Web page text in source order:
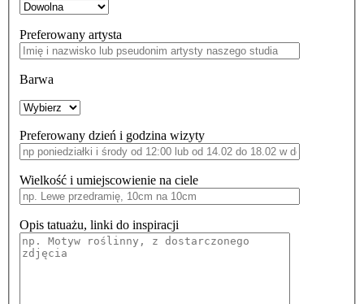
Preferowany artysta
Barwa
Preferowany dzień i godzina wizyty
Wielkość i umiejscowienie na ciele
Opis tatuażu, linki do inspiracji